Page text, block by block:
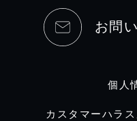
お問
個人
カスタマーハラ